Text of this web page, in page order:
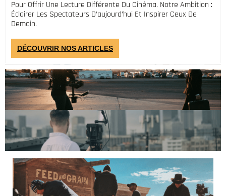
Pour Offrir Une Lecture Différente Du Cinéma. Notre Ambition :
Éclairer Les Spectateurs D’aujourd’hui Et Inspirer Ceux De
Demain.
DÉCOUVRIR NOS ARTICLES